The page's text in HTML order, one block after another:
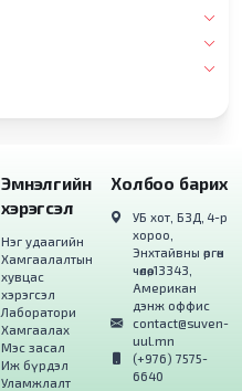
Эмнэлгийн
хэрэгсэл
Нэг удаагийн
Хамгаалалтын
хувцас
хэрэгсэл
Лаборатори
Хамгаалах
Мэс засал
Иж бүрдэл
Уламжлалт
Холбоо барих
УБ хот, БЗД, 4-р
хороо,
Энхтайвны өргөн
чөлөө, 13343,
Американ
дэнж оффис
contact@suven-
uul.mn
(+976) 7575-
6640